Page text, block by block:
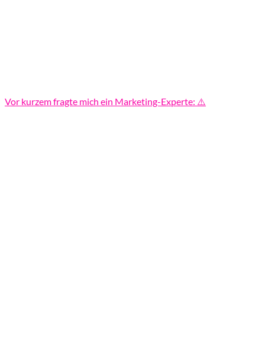
Vor kurzem fragte mich ein Marketing-Experte: ⚠️